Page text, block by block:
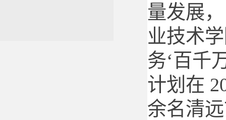
量发展
业技术
务‘百千
计划在
余名清